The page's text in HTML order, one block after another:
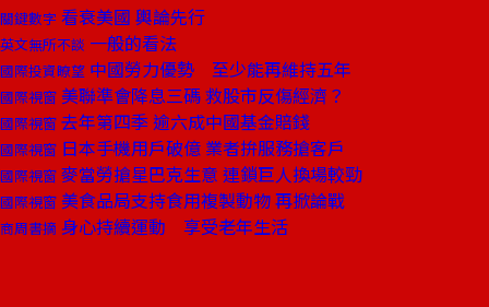
關鍵數字 看衰美國 輿論先行
英文無所不談 一般的看法
國際投資瞭望 中國勞力優勢 至少能再維持五年
國際視窗 美聯準會降息三碼 救股市反傷經濟？
國際視窗 去年第四季 逾六成中國基金賠錢
國際視窗 日本手機用戶破億 業者拚服務搶客戶
國際視窗 麥當勞搶星巴克生意 連鎖巨人換場較勁
國際視窗 美食品局支持食用複製動物 再掀論戰
商周書摘 身心持續運動 享受老年生活